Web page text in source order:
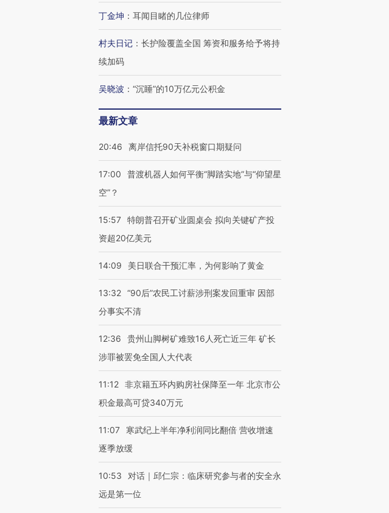
丁金坤 ： 耳闻目睹的几位律师
村夫日记 ： 长护险覆盖全国 筹资和服务给予将持
续加码
吴晓波 ： “沉睡”的10万亿元公积金
最新文章
20:46 离岸信托90天补税窗口期疑问
17:00
普渡机器人如何平衡“脚踏实地”与“仰望星
空”？
15:57 特朗普召开矿业圆桌会 拟向关键矿产投
资超20亿美元
14:09 美日联合干预汇率，为何影响了黄金
13:32 “90后”农民工讨薪涉刑案发回重审 因部
分事实不清
12:36
贵州山脚树矿难致16人死亡近三年 矿长
涉罪被罢免全国人大代表
11:12 非京籍五环内购房社保降至一年 北京市公
积金最高可贷340万元
11:07
寒武纪上半年净利润同比翻倍 营收增速
逐季放缓
10:53
对话｜邱仁宗：临床研究参与者的安全永
远是第一位